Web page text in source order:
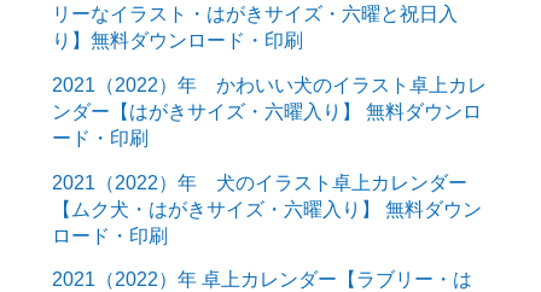
リーなイラスト・はがきサイズ・六曜と祝日入
り】無料ダウンロード・印刷
2021（2022）年 かわいい犬のイラスト卓上カレ
ンダー【はがきサイズ・六曜入り】 無料ダウンロ
ード・印刷
2021（2022）年 犬のイラスト卓上カレンダー
【ムク犬・はがきサイズ・六曜入り】 無料ダウン
ロード・印刷
2021（2022）年 卓上カレンダー【ラブリー・は